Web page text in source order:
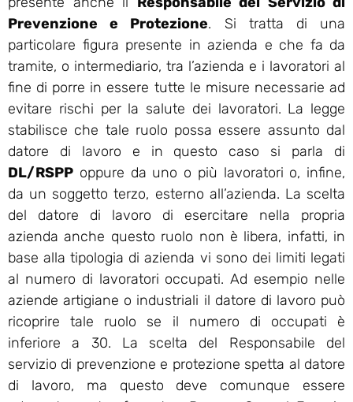
Prevenzione e Protezione. Si tratta di una
particolare figura presente in azienda e che fa da
tramite, o intermediario, tra l’azienda e i lavoratori al
fine di porre in essere tutte le misure necessarie ad
evitare rischi per la salute dei lavoratori. La legge
stabilisce che tale ruolo possa essere assunto dal
datore di lavoro e in questo caso si parla di
DL/RSPP oppure da uno o più lavoratori o, infine,
da un soggetto terzo, esterno all’azienda. La scelta
del datore di lavoro di esercitare nella propria
azienda anche questo ruolo non è libera, infatti, in
base alla tipologia di azienda vi sono dei limiti legati
al numero di lavoratori occupati. Ad esempio nelle
aziende artigiane o industriali il datore di lavoro può
ricoprire tale ruolo se il numero di occupati è
inferiore a 30. La scelta del Responsabile del
servizio di prevenzione e protezione spetta al datore
di lavoro, ma questo deve comunque essere